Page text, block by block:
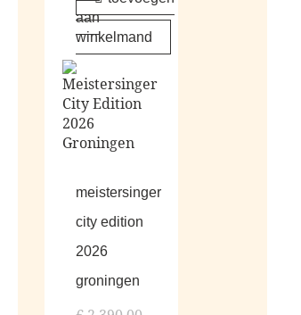
aan
winkelmand
meistersinger
city edition
2026
groningen